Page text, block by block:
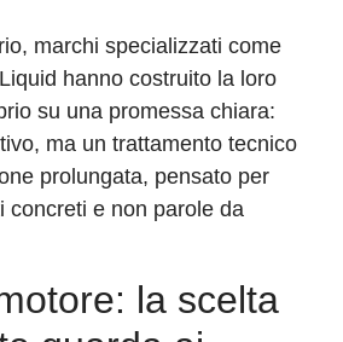
marchi specializzati come
hanno costruito la loro
su una promessa chiara:
ma un trattamento tecnico
prolungata, pensato per
concreti e non parole da
la scelta